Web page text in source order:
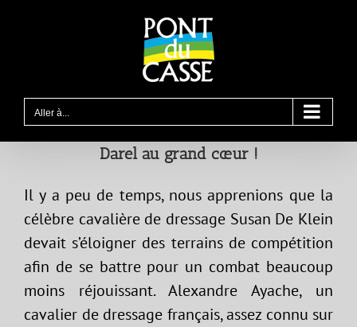
Aller à...
Darel au grand cœur !
Il y a peu de temps, nous apprenions que la
célèbre cavalière de dressage Susan De Klein
devait s’éloigner des terrains de compétition
afin de se battre pour un combat beaucoup
moins réjouissant. Alexandre Ayache, un
cavalier de dressage français, assez connu sur